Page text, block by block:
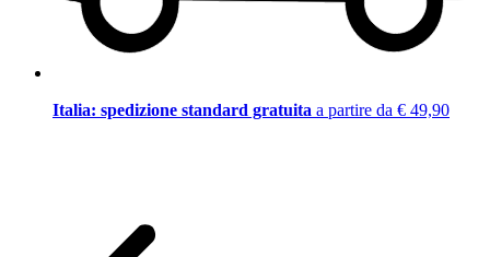
Italia: spedizione standard gratuita a partire da € 49,90